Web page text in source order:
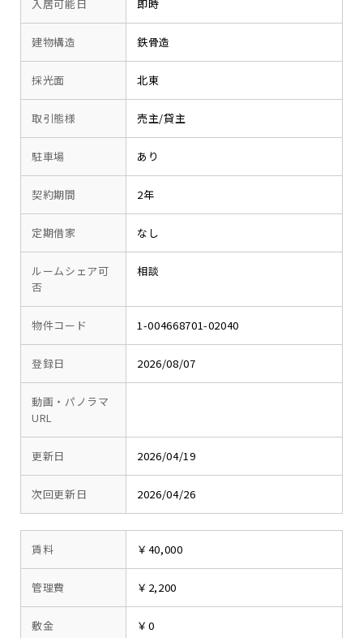
入居可能日 即時
建物構造 鉄骨造
採光面 北東
取引態様 売主/貸主
駐車場 あり
契約期間 2年
定期借家 なし
ルームシェア可
否
相談
物件コード 1-004668701-02040
登録日 2026/08/07
動画・パノラマ
URL
更新日 2026/04/19
次回更新日 2026/04/26
賃料 ￥40,000
管理費 ￥2,200
敷金 ￥0